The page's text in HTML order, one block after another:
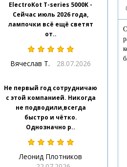
ElectroKot T-series 5000K -
Сейчас июль 2026 года,
лампочки всё ещё светят
от..
Вячеслав Т. 28.07.2026
Не первый год сотрудничаю
с этой компанией. Никогда
не подводили,всегда
быстро и чётко.
Однозначно р..
Леонид Плотников